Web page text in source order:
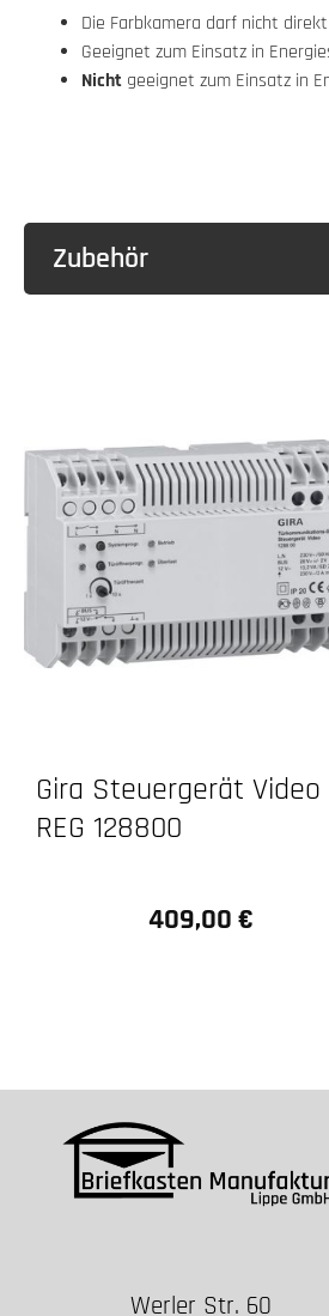
Die Farbkamera darf nicht
Geeignet zum Einsatz in
Nicht geeignet zum Einsatz in
Zubehör
Gira Steuergerät Video
REG 128800
Regulärer Preis:
409,00 €
Werler Str. 60